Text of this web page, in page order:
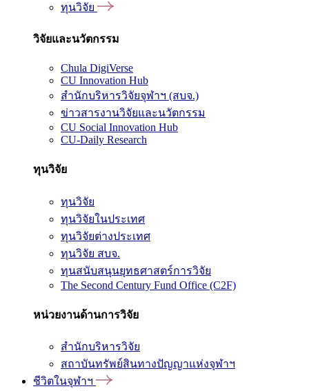
ทุนวิจัย
วิจัยและนวัตกรรม
Chula DigiVerse
CU Innovation Hub
สำนักบริหารวิจัยจุฬาฯ (สบจ.)
ข่าวสารงานวิจัยและนวัตกรรม
CU Social Innovation Hub
CU-Daily Research
ทุนวิจัย
ทุนวิจัย
ทุนวิจัยในประเทศ
ทุนวิจัยต่างประเทศ
ทุนวิจัย สบจ.
ทุนสนับสนุนยุทธศาสตร์การวิจัย
The Second Century Fund Office (C2F)
หน่วยงานด้านการวิจัย
สำนักบริหารวิจัย
สถาบันทรัพย์สินทางปัญญาแห่งจุฬาฯ
ชีวิตในจุฬาฯ